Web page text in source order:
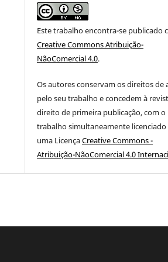
Este trabalho encontra-se publicado
Creative Commons Atribuição-
NãoComercial 4.0.
Os autores conservam os direitos de
pelo seu trabalho e concedem à
direito de primeira publicação, com o
trabalho simultaneamente licenciado
uma LicençaCreative Commons -
Atribuição-NãoComercial 4.0